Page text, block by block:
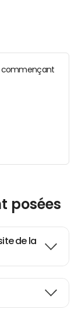
commençant
posées
de la